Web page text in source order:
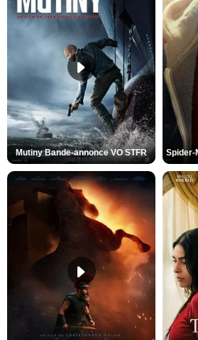
Mutiny Bande-annonce VO STFR